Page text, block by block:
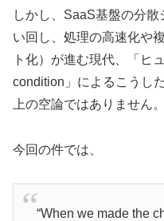
しかし、SaaS基盤の分
い回し、処理の高速化や
ト化）が進む現代、「ヒ
condition」によるこうし
上の空論ではありません。
今回の件では、
“When we made the